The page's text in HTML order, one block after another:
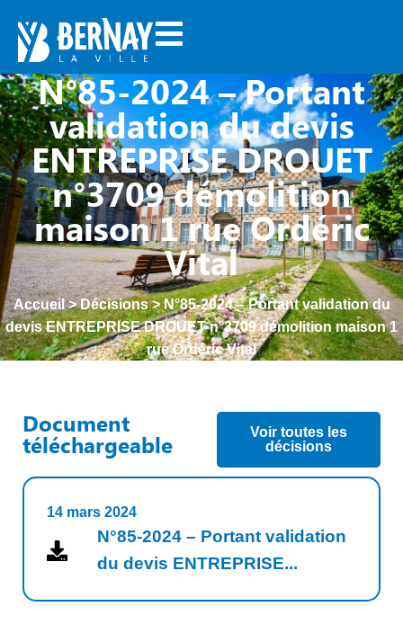
N°85-2024 – Portant
validation du devis
ENTREPRISE DROUET
n°3709 démolition
maison 1 rue Ordéric
Vital
Accueil>Décisions>N°85-2024 – Portant validation du
devis ENTREPRISE DROUET n°3709 démolition maison 1
rue Ordéric Vital
Document
téléchargeable
Voir toutes les
décisions
14 mars 2024
N°85-2024 – Portant validation
du devis ENTREPRISE...